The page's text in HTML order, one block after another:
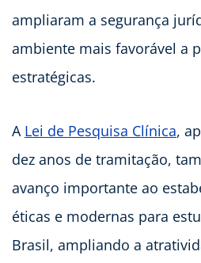
ampliaram a segurança
ambiente mais favorável a
estratégicas.
A Lei de Pesquisa Clínica,
dez anos de tramitação,
avanço importante ao
éticas e modernas para
Brasil, ampliando a